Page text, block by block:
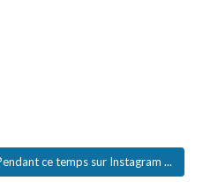
ce temps sur Instagram ...